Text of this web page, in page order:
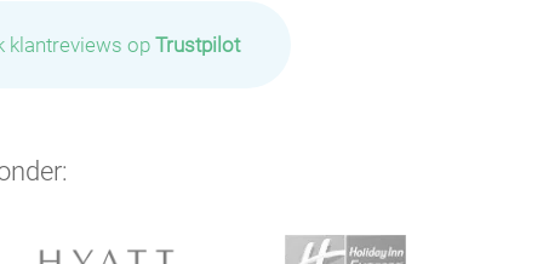
klantreviews op Trustpilot